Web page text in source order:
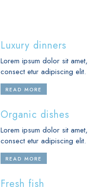
Luxury dinners
Lorem ipsum dolor sit amet,
consect etur adipiscing elit.
READ MORE
Organic dishes
Lorem ipsum dolor sit amet,
consect etur adipiscing elit.
READ MORE
Fresh fish